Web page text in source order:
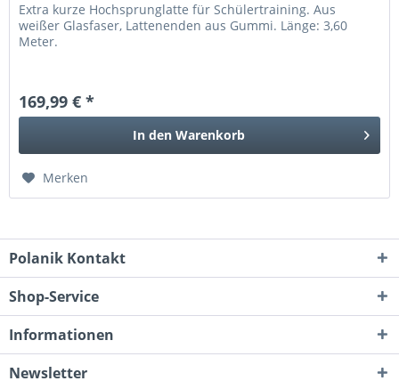
Extra kurze Hochsprunglatte für Schülertraining. Aus
weißer Glasfaser, Lattenenden aus Gummi. Länge: 3,60
Meter.
169,99 € *
In den Warenkorb
Merken
Polanik Kontakt
Shop-Service
Informationen
Newsletter